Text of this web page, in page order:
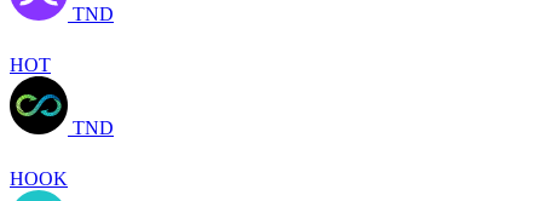
TND
HOT
TND
HOOK